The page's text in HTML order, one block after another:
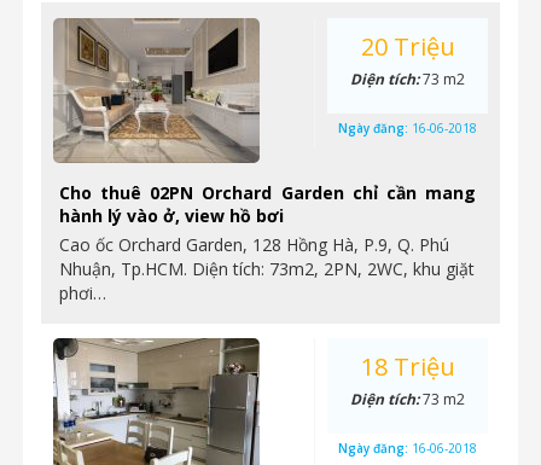
Cho thuê 02PN Orchard Garden chỉ cần mang
hành lý vào ở, view hồ bơi
Cao ốc Orchard Garden, 128 Hồng Hà, P.9, Q. Phú
Nhuận, Tp.HCM. Diện tích: 73m2, 2PN, 2WC, khu giặt
phơi…
20 Triệu
Diện tích:73 m2
Ngày đăng: 16-06-2018
18 Triệu
Diện tích:73 m2
Ngày đăng: 16-06-2018